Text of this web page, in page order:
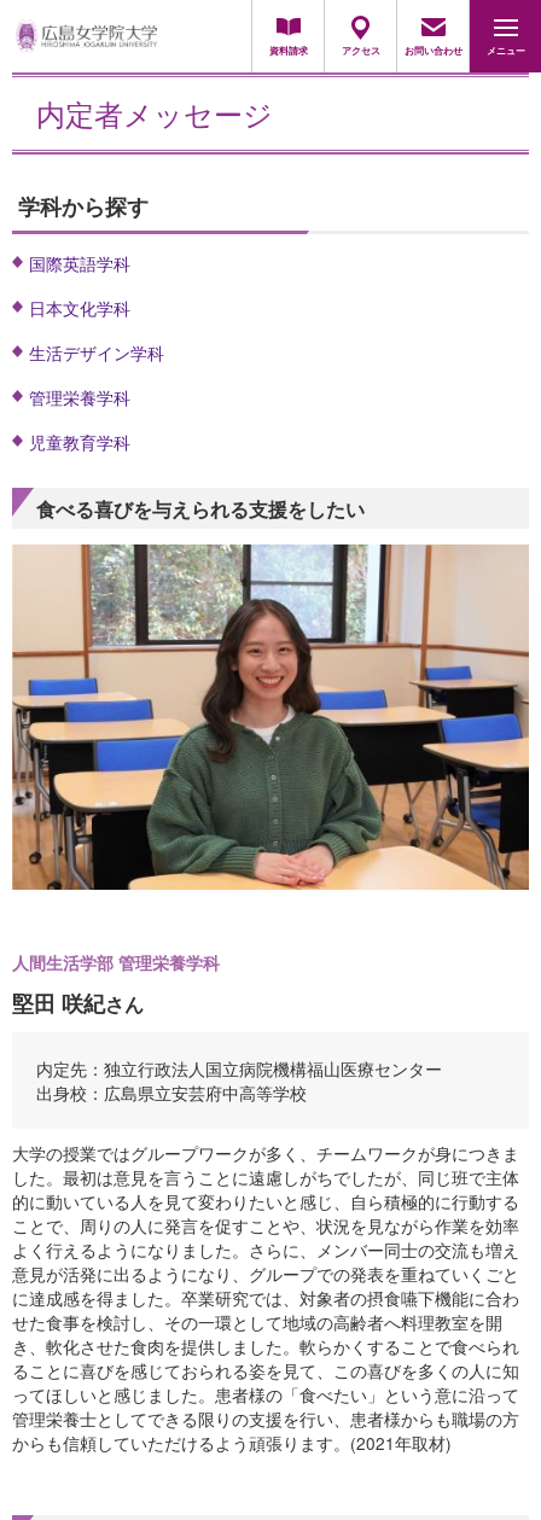
資料請求 アクセス お問い合わせ メニュー
採用担当の方
内定者メッセージ
学科から探す
国際英語学科
日本文化学科
生活デザイン学科
管理栄養学科
児童教育学科
食べる喜びを与えられる支援をしたい
人間生活学部 管理栄養学科
堅田 咲紀さん
内定先：独立行政法人国立病院機構福山医療センター
出身校：広島県立安芸府中高等学校
大学の授業ではグループワークが多く、チームワークが身につきま
した。最初は意見を言うことに遠慮しがちでしたが、同じ班で主体
的に動いている人を見て変わりたいと感じ、自ら積極的に行動する
ことで、周りの人に発言を促すことや、状況を見ながら作業を効率
よく行えるようになりました。さらに、メンバー同士の交流も増え
意見が活発に出るようになり、グループでの発表を重ねていくごと
に達成感を得ました。卒業研究では、対象者の摂食嚥下機能に合わ
せた食事を検討し、その一環として地域の高齢者へ料理教室を開
き、軟化させた食肉を提供しました。軟らかくすることで食べられ
ることに喜びを感じておられる姿を見て、この喜びを多くの人に知
ってほしいと感じました。患者様の「食べたい」という意に沿って
管理栄養士としてできる限りの支援を行い、患者様からも職場の方
からも信頼していただけるよう頑張ります。(2021年取材)